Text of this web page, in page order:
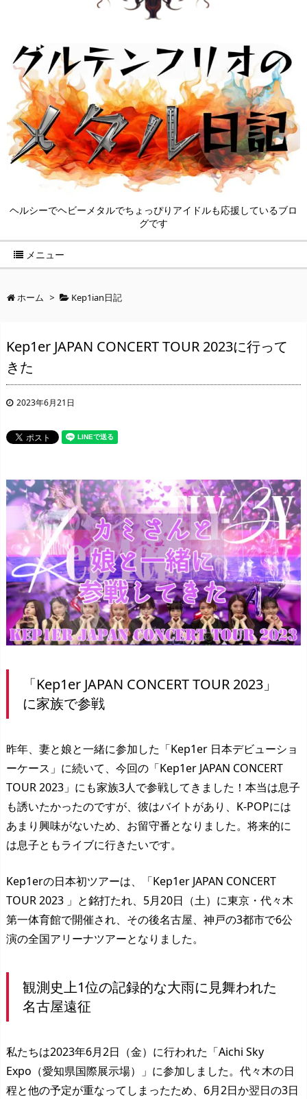
ヘルシーでヘビーメタルでちょっぴりアイドルも応援しているブロ
グです
メニュー
ホーム > Kep1ian日記
Kep1er JAPAN CONCERT TOUR 2023に行って
きた
2023年6月21日
「Kep1er JAPAN CONCERT TOUR 2023」
に家族で参戦
昨年、妻と娘と一緒に参加した「Kep1er 日本デビューショ
ーケース」に続いて、今回の「Kep1er JAPAN CONCERT
TOUR 2023」にも家族3人で参戦してきました！本当は息子
も誘いたかったのですが、彼はバイトがあり、K-POPには
あまり興味がないため、お留守番となりました。将来的に
は息子ともライブに行きたいです。
Kep1erの日本初ツアーは、「Kep1er JAPAN CONCERT
TOUR 2023 」と銘打たれ、5月20日（土）に東京・代々木
第一体育館で開催され、その後名古屋、神戸の3都市で6公
演の全国アリーナツアーとなりました。
観測史上1位の記録的な大雨に見舞われた
名古屋遠征
私たちは2023年6月2日（金）に行われた「Aichi Sky
Expo（愛知県国際展示場）」に参加しました。代々木の日
程と他の予定が重なってしまったため、6月2日か翌日の3日